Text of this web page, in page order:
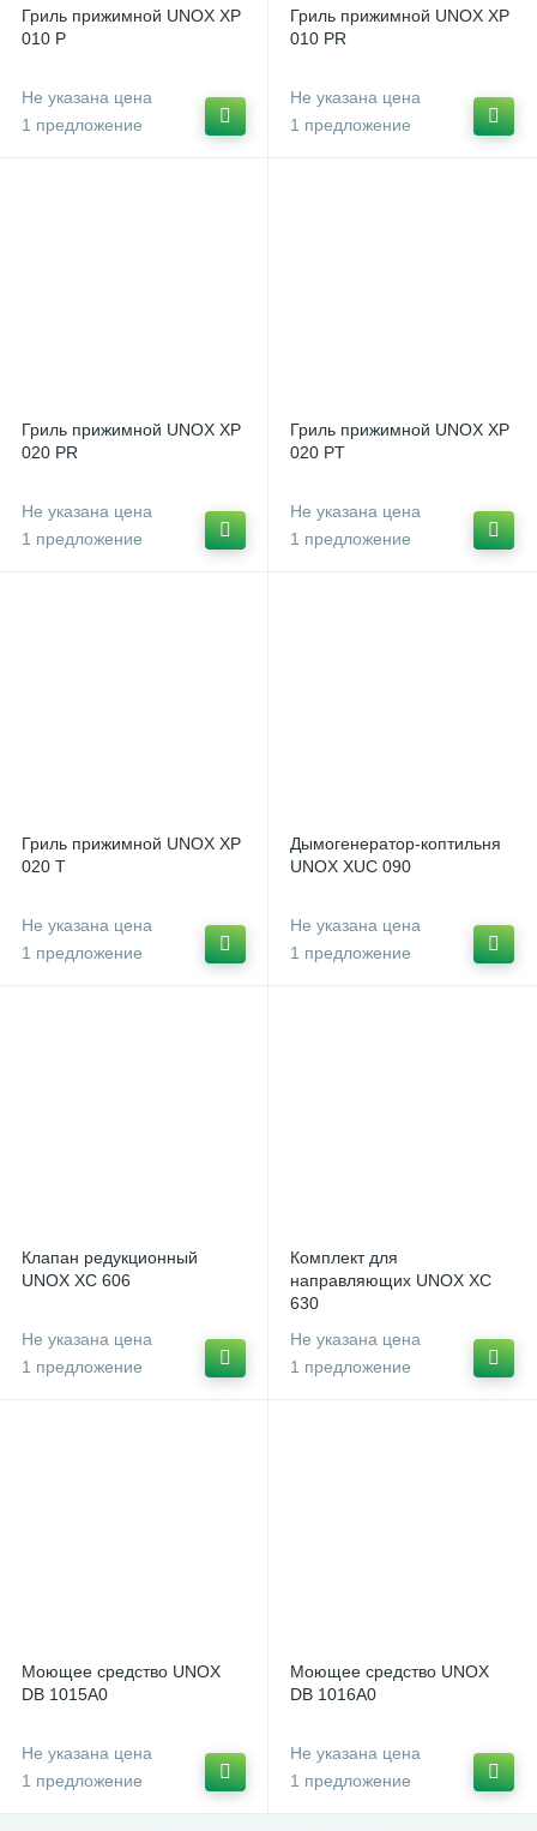
Гриль прижимной UNOX XP
010 P
Не указана цена
1 предложение
Гриль прижимной UNOX XP
010 PR
Не указана цена
1 предложение
Гриль прижимной UNOX XP
020 PR
Не указана цена
1 предложение
Гриль прижимной UNOX XP
020 PT
Не указана цена
1 предложение
Гриль прижимной UNOX XP
020 T
Не указана цена
1 предложение
Дымогенератор-коптильня
UNOX XUC 090
Не указана цена
1 предложение
Клапан редукционный
UNOX XC 606
Не указана цена
1 предложение
Комплект для
направляющих UNOX XC
630
Не указана цена
1 предложение
Моющее средство UNOX
DB 1015A0
Не указана цена
1 предложение
Моющее средство UNOX
DB 1016A0
Не указана цена
1 предложение